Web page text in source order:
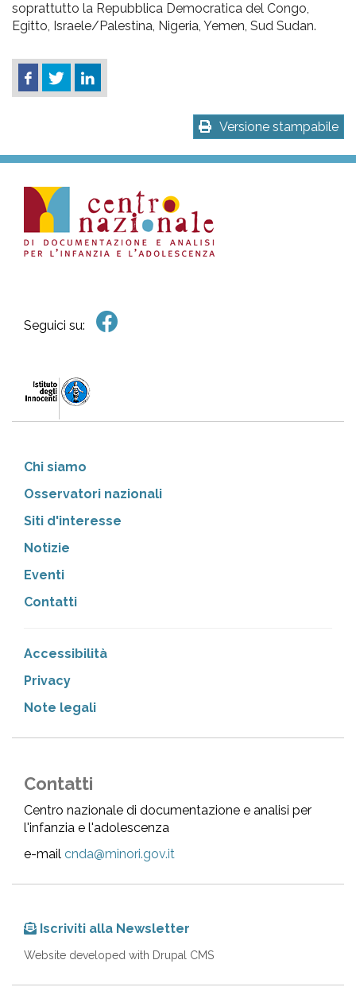
soprattutto la Repubblica Democratica del Congo,
Egitto, Israele/Palestina, Nigeria, Yemen, Sud Sudan.
Versione stampabile
Seguici su:
Chi siamo
Osservatori nazionali
Siti d'interesse
Notizie
Eventi
Contatti
Accessibilità
Privacy
Note legali
Contatti
Centro nazionale di documentazione e analisi per
l'infanzia e l'adolescenza
e-mail cnda@minori.gov.it
Iscriviti alla Newsletter
Website developed with Drupal CMS